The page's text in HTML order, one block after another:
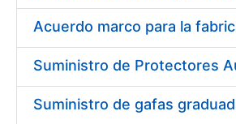
Erakutsi/Ezkutatu